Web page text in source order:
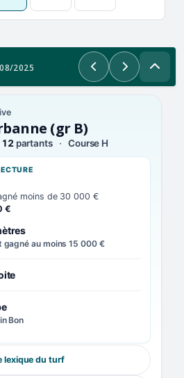
2025 PrécédentSuivant
(gr B)
12 partants Course H
moins de 30 000 €
€
gagné au moins 15 000 €
Bon
lexique du turf